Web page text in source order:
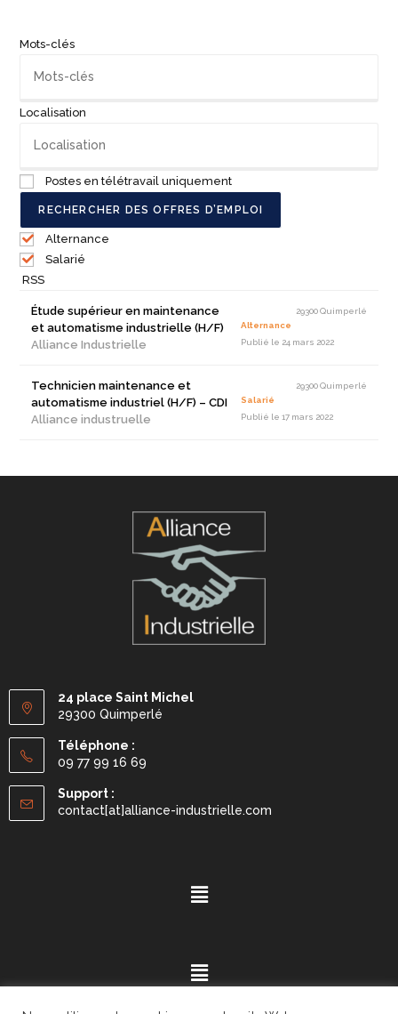
Mots-clés
Localisation
Postes en télétravail uniquement
Alternance
Salarié
RSS
Étude supérieur en maintenance
et automatisme industrielle (H/F)
Alliance Industrielle
29300 Quimperlé
Alternance
Publié le 24 mars 2022
Technicien maintenance et
automatisme industriel (H/F) – CDI
Alliance industruelle
29300 Quimperlé
Salarié
Publié le 17 mars 2022
24 place Saint Michel
29300 Quimperlé
Téléphone :
09 77 99 16 69
Support :
contact[at]alliance-industrielle.com